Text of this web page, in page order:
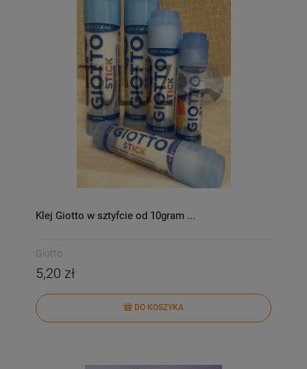
Klej Giotto w sztyfcie od 10gram ...
Giotto
5,20 zł
DO KOSZYKA